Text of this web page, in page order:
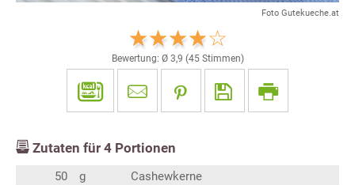
Foto Gutekueche.at
Bewertung: Ø 3,9 (45Stimmen)
Zutaten für 4 Portionen
50 g
Cashewkerne